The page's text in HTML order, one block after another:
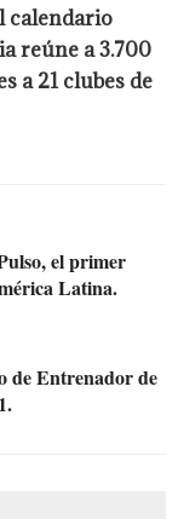
calendario
reúne a 3.700
a 21 clubes de
el primer
Latina.
de Entrenador de